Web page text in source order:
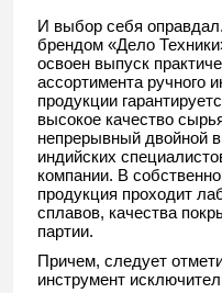
И выбор себя
брендом «Дело
освоен выпуск
ассортимента ручного
продукции
высокое качество
непрерывный двойной
индийских
компании. В
продукция проходит
сплавов, качества
партии.
Причем, следует
инструмент